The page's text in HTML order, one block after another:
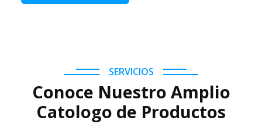
SERVICIOS
Conoce Nuestro Amplio
Catologo de Productos